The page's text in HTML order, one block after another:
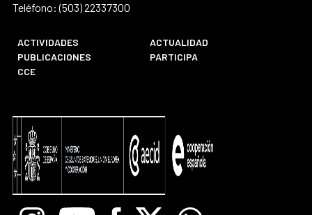
Teléfono: (503) 22337300
ACTIVIDADES
ACTUALIDAD
PUBLICACIONES
PARTICIPA
CCE